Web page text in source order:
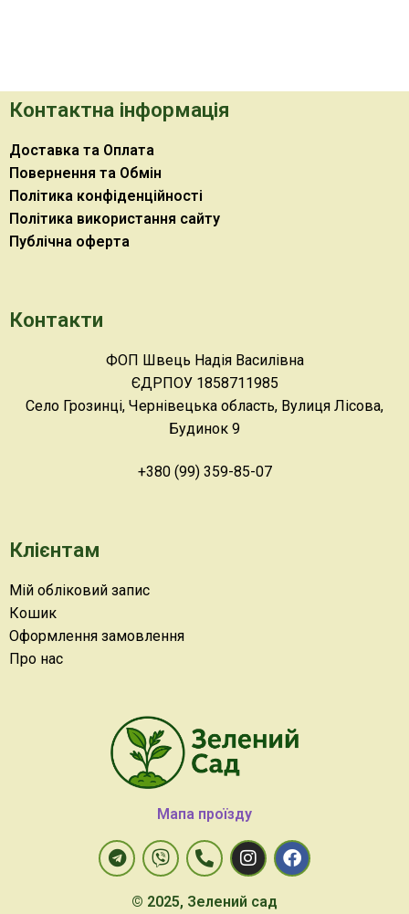
Контактна інформація
Доставка та Оплата
Повернення та Обмін
Політика конфіденційності
Політика використання сайту
Публічна оферта
Контакти
ФОП Швець Надія Василівна
ЄДРПОУ 1858711985
Село Грозинці, Чернівецька область, Вулиця Лісова,
Будинок 9
+380 (99) 359-85-07
Клієнтам
Мій обліковий запис
Кошик
Оформлення замовлення
Про нас
Мапа проїзду
© 2025, Зелений сад